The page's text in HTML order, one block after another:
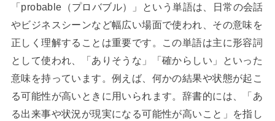
「probable（プロバブル）」という単語は、日常の会話
やビジネスシーンなど幅広い場面で使われ、その意味を
正しく理解することは重要です。この単語は主に形容詞
として使われ、「ありそうな」「確からしい」といった
意味を持っています。例えば、何かの結果や状態が起こ
る可能性が高いときに用いられます。辞書的には、「あ
る出来事や状況が現実になる可能性が高いこと」を指し